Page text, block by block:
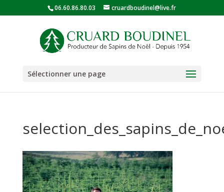
06.60.86.80.03 cruardboudinel@live.fr
Sélectionner une page